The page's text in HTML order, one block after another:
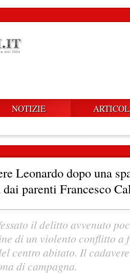
NOTIZIE
Leonardo dopo una
parenti Francesco
il delitto avvenuto
di un violento conflitto a
centro abitato. Il
di campagna.